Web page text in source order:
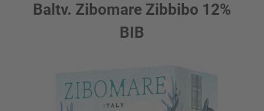
Baltv. Zibomare Zibbibo 12%
BIB